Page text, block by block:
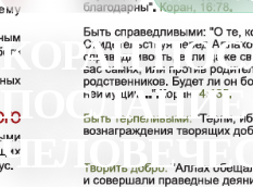
КОРАН
ПОСЛАНИЕ